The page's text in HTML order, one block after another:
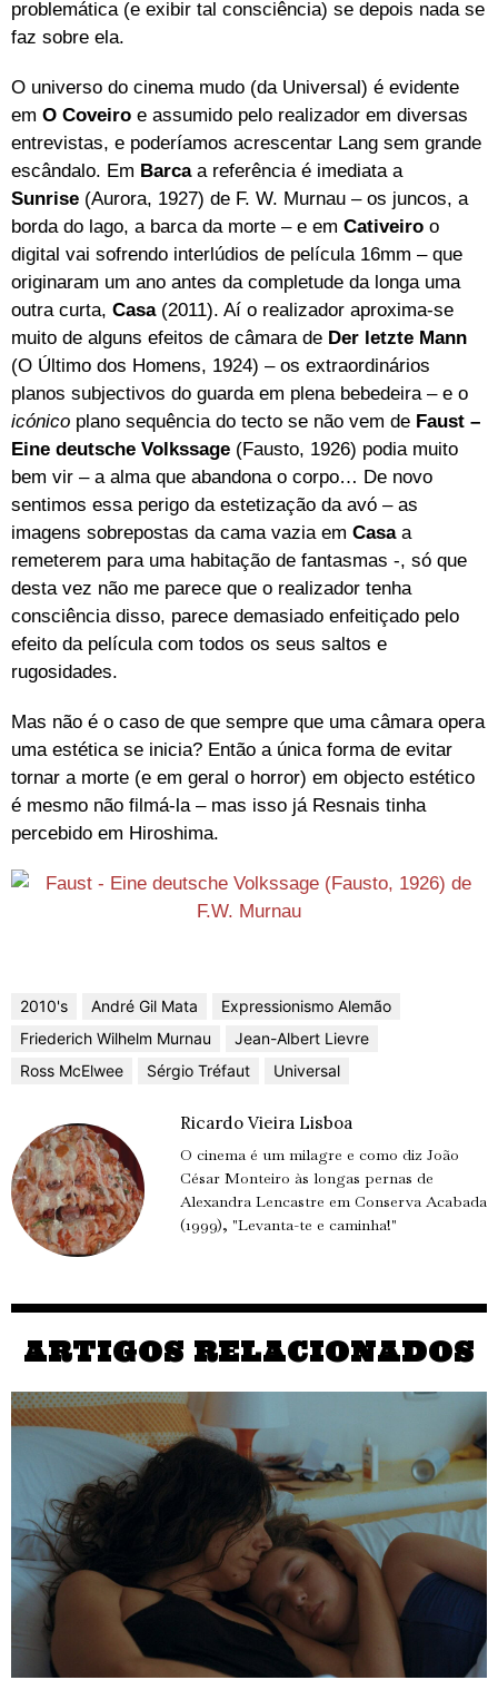
problemática (e exibir tal consciência) se depois nada se
faz sobre ela.
O universo do cinema mudo (da Universal) é evidente
em O Coveiro e assumido pelo realizador em diversas
entrevistas, e poderíamos acrescentar Lang sem grande
escândalo. Em Barcaa referência é imediata a
Sunrise (Aurora, 1927) de F. W. Murnau – os juncos, a
borda do lago, a barca da morte – e em Cativeiro o
digital vai sofrendo interlúdios de película 16mm – que
originaram um ano antes da completude da longa uma
outra curta, Casa (2011). Aí o realizador aproxima-se
muito de alguns efeitos de câmara de Der letzte Mann
(O Último dos Homens, 1924) – os extraordinários
planos subjectivos do guarda em plena bebedeira – e o
icónico plano sequência do tecto se não vem de Faust –
Eine deutsche Volkssage (Fausto, 1926) podia muito
bem vir – a alma que abandona o corpo… De novo
sentimos essa perigo da estetização da avó – as
imagens sobrepostas da cama vazia em Casaa
remeterem para uma habitação de fantasmas -, só que
desta vez não me parece que o realizador tenha
consciência disso, parece demasiado enfeitiçado pelo
efeito da película com todos os seus saltos e
rugosidades.
Mas não é o caso de que sempre que uma câmara opera
uma estética se inicia? Então a única forma de evitar
tornar a morte (e em geral o horror) em objecto estético
é mesmo não filmá-la – mas isso já Resnais tinha
percebido em Hiroshima.
2010's André Gil Mata
Expressionismo Alemão
Friederich Wilhelm Murnau
Jean-Albert Lievre
Ross McElwee
Sérgio Tréfaut Universal
Ricardo Vieira Lisboa
O cinema é um milagre e como diz João
César Monteiro às longas pernas de
Alexandra Lencastre em Conserva Acabada
(1999), "Levanta-te e caminha!"
ARTIGOS RELACIONADOS